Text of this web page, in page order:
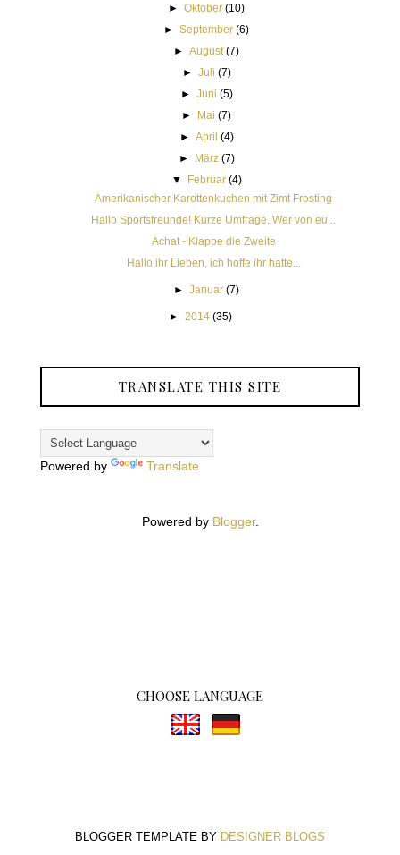
►Oktober (10)
►September (6)
►August (7)
► Juli (7)
► Juni (5)
► Mai (7)
► April (4)
► März (7)
▼
Februar (4)
Amerikanischer Karottenkuchen mit Zimt Frosting
Hallo Sportsfreunde! Kurze Umfrage. Wer von eu...
Achat - Klappe die Zweite
Hallo ihr Lieben, ich hoffe ihr hatte...
►Januar (7)
► 2014 (35)
TRANSLATE THIS SITE
Powered by Translate
Powered by Blogger.
CHOOSE LANGUAGE
BLOGGER TEMPLATE BY DESIGNER BLOGS